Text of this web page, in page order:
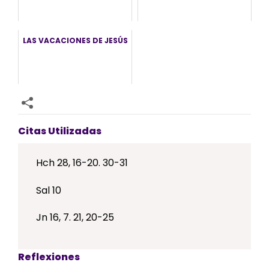
LAS VACACIONES DE JESÚS
Citas Utilizadas
Hch 28, 16-20. 30-31
Sal 10
Jn 16, 7. 21, 20-25
Reflexiones